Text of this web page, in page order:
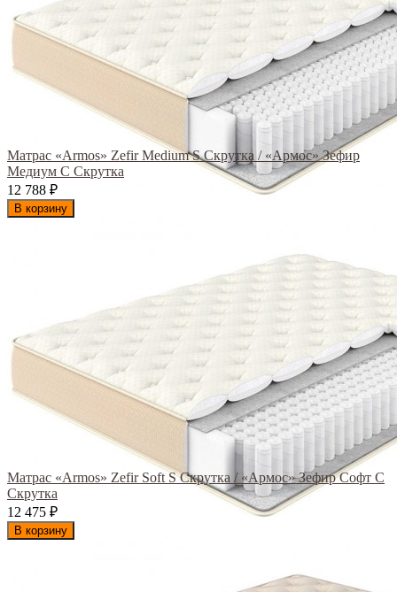
Матрас «Armos» Zefir Medium S Скрутка / «Армос» Зефир
Медиум С Скрутка
12 788 ₽
В корзину
Матрас «Armos» Zefir Soft S Скрутка / «Армос» Зефир Софт С
Скрутка
12 475 ₽
В корзину